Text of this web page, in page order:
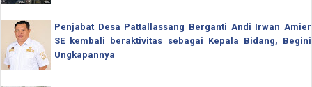
Penjabat Desa Pattallassang Berganti Andi Irwan Amier
SE kembali beraktivitas sebagai Kepala Bidang, Begini
Ungkapannya